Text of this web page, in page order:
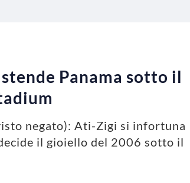
Panama sotto il
negato): Ati-Zigi si infortuna
il gioiello del 2006 sotto il